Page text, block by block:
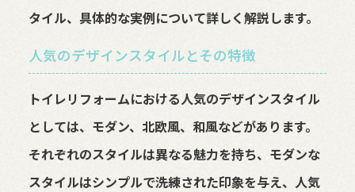
タイル、具体的な実例について詳しく解説します。
人気のデザインスタイルとその特徴
トイレリフォームにおける人気のデザインスタイル
としては、モダン、北欧風、和風などがあります。
それぞれのスタイルは異なる魅力を持ち、モダンな
スタイルはシンプルで洗練された印象を与え、人気